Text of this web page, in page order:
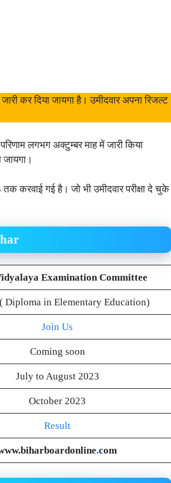
कर दिया जायगा है। उमीदवार अपना रिजल्ट
लगभग अक्टुम्बर माह में जारी किया
जायगा।
तक करवाई गई है। जो भी उमीदवार परीक्षा दे चुके
Examination Committee
Diploma in Elementary Education)
Join Us
Coming soon
July to August 2023
October 2023
Result
.com